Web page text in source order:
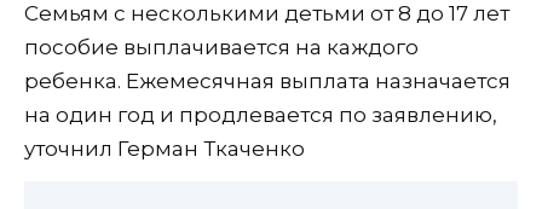
Семьям с несколькими детьми от 8 до 17 лет
пособие выплачивается на каждого
ребенка. Ежемесячная выплата назначается
на один год и продлевается по заявлению,
уточнил Герман Ткаченко